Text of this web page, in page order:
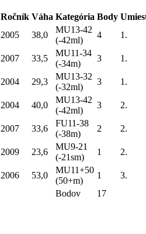
Ročník Váha Kategória Body
2005 38,0
MU13-42
(-42ml)
4 1.
2007 33,5
MU11-34
(-34m)
3 1.
2004 29,3
MU13-32
(-32ml)
3 1.
2004 40,0
MU13-42
(-42ml)
3 2.
2007 33,6
FU11-38
(-38m)
2 2.
2009 23,6
MU9-21
(-21sm)
1 2.
2006 53,0
MU11+50
(50+m)
1
3.
Bodov 17